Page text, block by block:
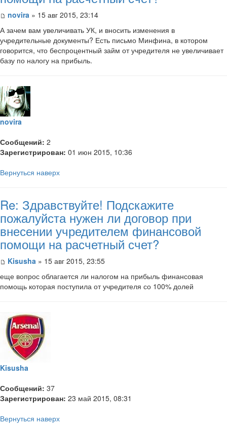
novira » 15 авг 2015, 23:14
А зачем вам увеличивать УК, и вносить изменения в
учредительные документы? Есть письмо Минфина, в котором
говорится, что беспроцентный займ от учредителя не увеличивает
базу по налогу на прибыль.
novira
Сообщений: 2
Зарегистрирован: 01 июн 2015, 10:36
Вернуться наверх
Re: Здравствуйте! Подскажите
пожалуйста нужен ли договор при
внесении учредителем финансовой
помощи на расчетный счет?
Kisusha » 15 авг 2015, 23:55
еще вопрос облагается ли налогом на прибыль финансовая
помощь которая поступила от учредителя со 100% долей
Kisusha
Сообщений: 37
Зарегистрирован: 23 май 2015, 08:31
Вернуться наверх